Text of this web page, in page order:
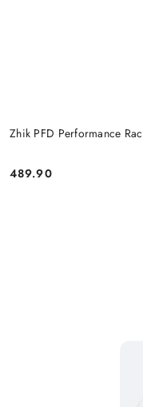
Zhik PFD Performance
Cena:
489.90